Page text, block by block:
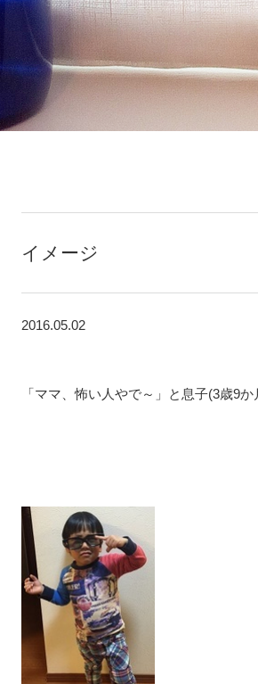
イメージ
2016.05.02
「ママ、怖い人やで～」と息子(3歳9か